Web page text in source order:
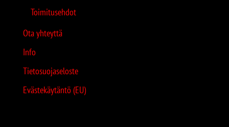
Toimitusehdot
Ota yhteyttä
Info
Tietosuojaseloste
Evästekäytäntö (EU)